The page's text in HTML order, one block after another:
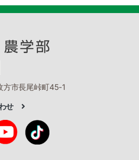
方市長尾峠町45-1
せ